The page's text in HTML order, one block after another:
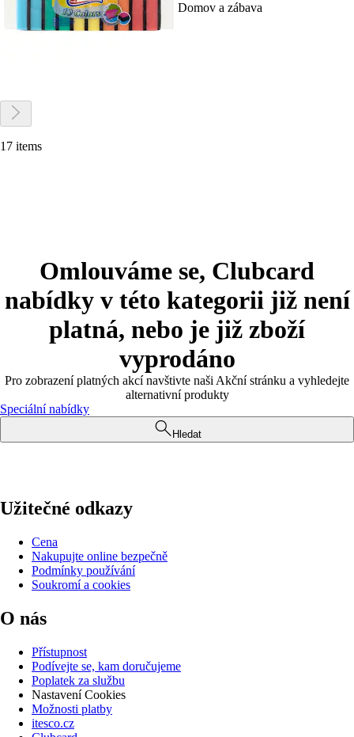
Domov a zábava
17 items
Omlouváme se, Clubcard
nabídky v této kategorii již není
platná, nebo je již zboží
vyprodáno
Pro zobrazení platných akcí navštivte naši Akční stránku a vyhledejte
alternativní produkty
Speciální nabídky
Hledat
Užitečné odkazy
Cena
Nakupujte online bezpečně
Podmínky používání
Soukromí a cookies
O nás
Přístupnost
Podívejte se, kam doručujeme
Poplatek za službu
Nastavení Cookies
Možnosti platby
itesco.cz